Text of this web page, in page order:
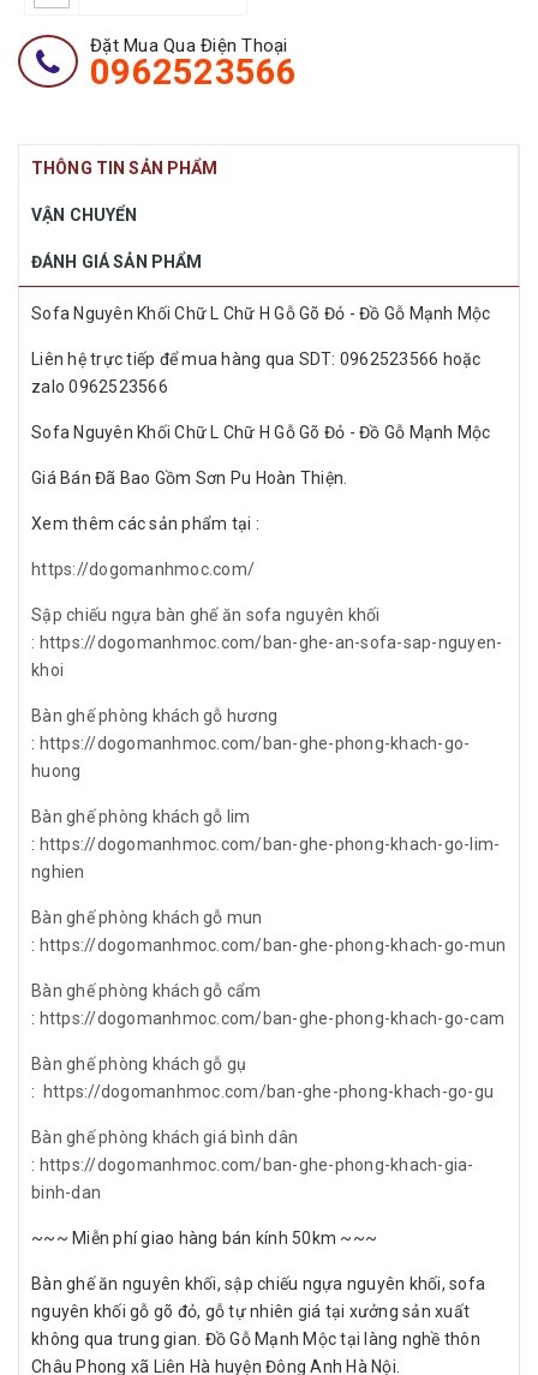
Đặt Mua Qua Điện Thoại
0962523566
THÔNG TIN SẢN PHẨM
VẬN CHUYỂN
ĐÁNH GIÁ SẢN PHẨM
Sofa Nguyên Khối Chữ L Chữ H Gỗ Gõ Đỏ - Đồ Gỗ Mạnh Mộc
Liên hệ trực tiếp để mua hàng qua SDT: 0962523566 hoặc
zalo 0962523566
Sofa Nguyên Khối Chữ L Chữ H Gỗ Gõ Đỏ - Đồ Gỗ Mạnh Mộc
Giá Bán Đã Bao Gồm Sơn Pu Hoàn Thiện.
Xem thêm các sản phẩm tại :
https://dogomanhmoc.com/
Sập chiếu ngựa bàn ghế ăn sofa nguyên khối
: https://dogomanhmoc.com/ban-ghe-an-sofa-sap-nguyen-
khoi
Bàn ghế phòng khách gỗ hương
: https://dogomanhmoc.com/ban-ghe-phong-khach-go-
huong
Bàn ghế phòng khách gỗ lim
: https://dogomanhmoc.com/ban-ghe-phong-khach-go-lim-
nghien
Bàn ghế phòng khách gỗ mun
: https://dogomanhmoc.com/ban-ghe-phong-khach-go-mun
Bàn ghế phòng khách gỗ cẩm
: https://dogomanhmoc.com/ban-ghe-phong-khach-go-cam
Bàn ghế phòng khách gỗ gụ
: https://dogomanhmoc.com/ban-ghe-phong-khach-go-gu
Bàn ghế phòng khách giá bình dân
: https://dogomanhmoc.com/ban-ghe-phong-khach-gia-
binh-dan
~~~ Miễn phí giao hàng bán kính 50km ~~~
Bàn ghế ăn nguyên khối, sập chiếu ngựa nguyên khối, sofa
nguyên khối gỗ gõ đỏ, gỗ tự nhiên giá tại xưởng sản xuất
không qua trung gian. Đồ Gỗ Mạnh Mộc tại làng nghề thôn
Châu Phong xã Liên Hà huyện Đông Anh Hà Nội.